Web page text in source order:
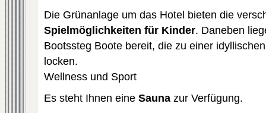
Die Grünanlage um das Hotel bieten die
Spielmöglichkeiten für Kinder. Daneben
Bootssteg Boote bereit, die zu einer
locken.
Wellness und Sport
Es steht Ihnen eine Sauna zur Verfügung.